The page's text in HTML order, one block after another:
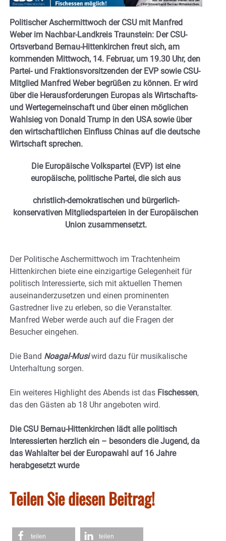
Politischer Aschermittwoch der CSU mit Manfred
Weber im Nachbar-Landkreis Traunstein: Der CSU-
Ortsverband Bernau-Hittenkirchen freut sich, am
kommenden Mittwoch, 14. Februar, um 19.30 Uhr, den
Partei- und Fraktionsvorsitzenden der EVP sowie CSU-
Mitglied Manfred Weber begrüßen zu können. Er wird
über die Herausforderungen Europas als Wirtschafts-
und Wertegemeinschaft und über einen möglichen
Wahlsieg von Donald Trump in den USA sowie über
den wirtschaftlichen Einfluss Chinas auf die deutsche
Wirtschaft sprechen.
Die Europäische Volkspartei (EVP) ist eine
europäische, politische Partei, die sich aus
christlich-demokratischen und bürgerlich-
konservativen Mitgliedsparteien in der Europäischen
Union zusammensetzt.
Der Politische Aschermittwoch im Trachtenheim
Hittenkirchen biete eine einzigartige Gelegenheit für
politisch Interessierte, sich mit aktuellen Themen
auseinanderzusetzen und einen prominenten
Gastredner live zu erleben, so die Veranstalter.
Manfred Weber werde auch auf die Fragen der
Besucher eingehen.
Die Band Noagal-Musiwird dazu für musikalische
Unterhaltung sorgen.
Ein weiteres Highlight des Abends ist das Fischessen,
das den Gästen ab 18 Uhr angeboten wird.
Die CSU Bernau-Hittenkirchen lädt alle politisch
Interessierten herzlich ein – besonders die Jugend, da
das Wahlalter bei der Europawahl auf 16 Jahre
herabgesetzt wurde
Teilen Sie diesen Beitrag!
teilen teilen